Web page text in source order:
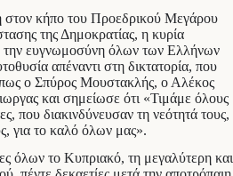
στον κήπο του Προεδρικού Μεγάρου
της Δημοκρατίας, η κυρία
ευγνωμοσύνη όλων των Ελλήνων
απέναντι στη δικτατορία, που
ο Σπύρος Μουστακλής, ο Αλέκος
και σημείωσε ότι «Τιμάμε όλους
που διακινδύνευσαν τη νεότητά τους,
για το καλό όλων μας».
όλων το Κυπριακό, τη μεγαλύτερη και